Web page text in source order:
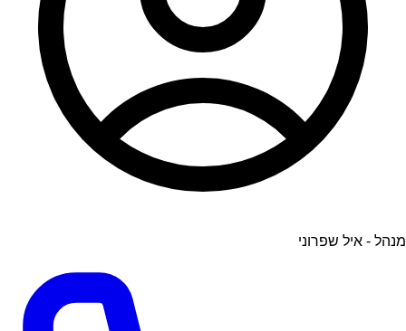
מנהל - איל שפרוני